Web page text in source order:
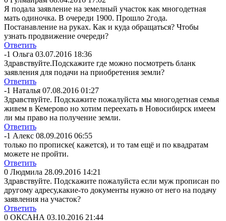
Я подала заявление на земелный участок как многодетная
мать одиночка. В очереди 1900. Прошло 2года.
Постанавление на руках. Как и куда обращаться? Чтобы
узнать продвижение очереди?
Ответить
-1 Ольга 03.07.2016 18:36
Здравствуйте.Подскажите где можно посмотреть бланк
заявления для подачи на приобретения земли?
Ответить
-1 Наталья 07.08.2016 01:27
Здравствуйте. Подскажите пожалуйста мы многодетная семья
живем в Кемерово но хотим переехать в Новосибирск имеем
ли мы право на получение земли.
Ответить
-1 Алекс 08.09.2016 06:55
только по прописке( кажется), и то там ещё и по квадратам
можете не пройти.
Ответить
0 Людмила 28.09.2016 14:21
Здравствуйте. Подскажите пожалуйста если муж прописан по
другому адресу,какие-то документы нужно от него на подачу
заявления на участок?
Ответить
0 ОКСАНА 03.10.2016 21:44